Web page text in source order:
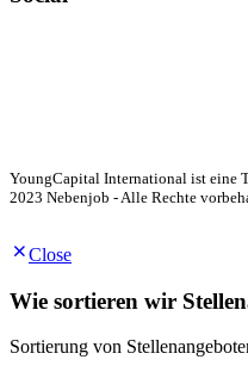
YoungCapital International ist eine
2023 Nebenjob - Alle Rechte
Close
Wie sortieren wir
Sortierung von